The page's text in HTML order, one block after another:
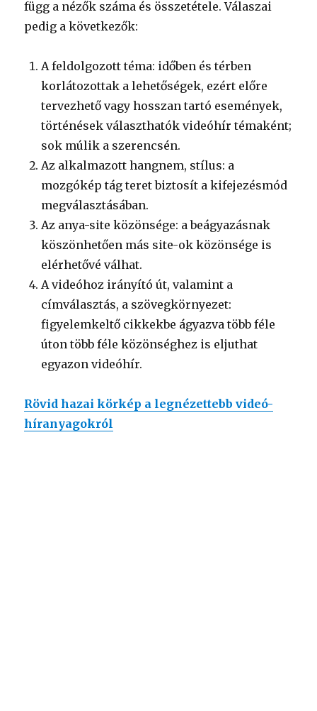
függ a nézők száma és összetétele. Válaszai
pedig a következők:
A feldolgozott téma: időben és térben
korlátozottak a lehetőségek, ezért előre
tervezhető vagy hosszan tartó események,
történések választhatók videóhír témaként;
sok múlik a szerencsén.
Az alkalmazott hangnem, stílus: a
mozgókép tág teret biztosít a kifejezésmód
megválasztásában.
Az anya-site közönsége: a beágyazásnak
köszönhetően más site-ok közönsége is
elérhetővé válhat.
A videóhoz irányító út, valamint a
címválasztás, a szövegkörnyezet:
figyelemkeltő cikkekbe ágyazva több féle
úton több féle közönséghez is eljuthat
egyazon videóhír.
Rövid hazai körkép a legnézettebb videó-
híranyagokról